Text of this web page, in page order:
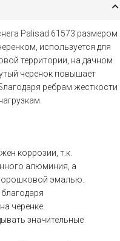
Palisad 61573 размером
используется для
территории, на дачном
черенок повышает
ребрам жесткости
коррозии, т.к.
алюминия, а
эмалью.
черенке.
значительные